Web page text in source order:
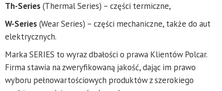
Th-Series (Thermal Series) – części termiczne,
W-Series (Wear Series) – części mechaniczne, także do aut
elektrycznych.
Marka SERIES to wyraz dbałości o prawa Klientów Polcar.
Firma stawia na zweryfikowaną jakość, dając im prawo
wyboru pełnowartościowych produktów z szerokiego